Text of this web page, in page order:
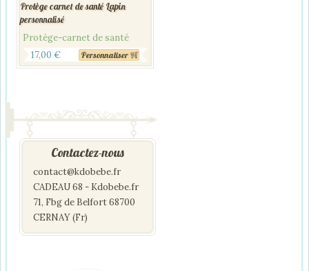
Protège carnet de santé Lapin
personnalisé
Protège-carnet de santé
17,00 € Personnaliser
Contactez-nous
contact@kdobebe.fr
CADEAU 68 - Kdobebe.fr
71, Fbg de Belfort 68700
CERNAY (Fr)